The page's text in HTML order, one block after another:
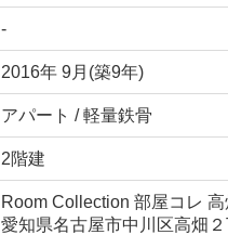
-
2016年 9月(築9年)
アパート / 軽量鉄骨
2階建
Room Collection 部屋コレ 高
愛知県名古屋市中川区高畑２